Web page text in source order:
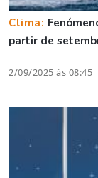
Clima:
partir de
2/09/2025 às 08:45